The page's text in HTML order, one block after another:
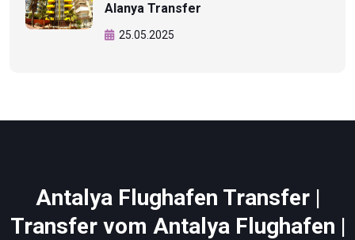
Alanya Transfer
25.05.2025
Antalya Flughafen Transfer |
Transfer vom Antalya Flughafen |